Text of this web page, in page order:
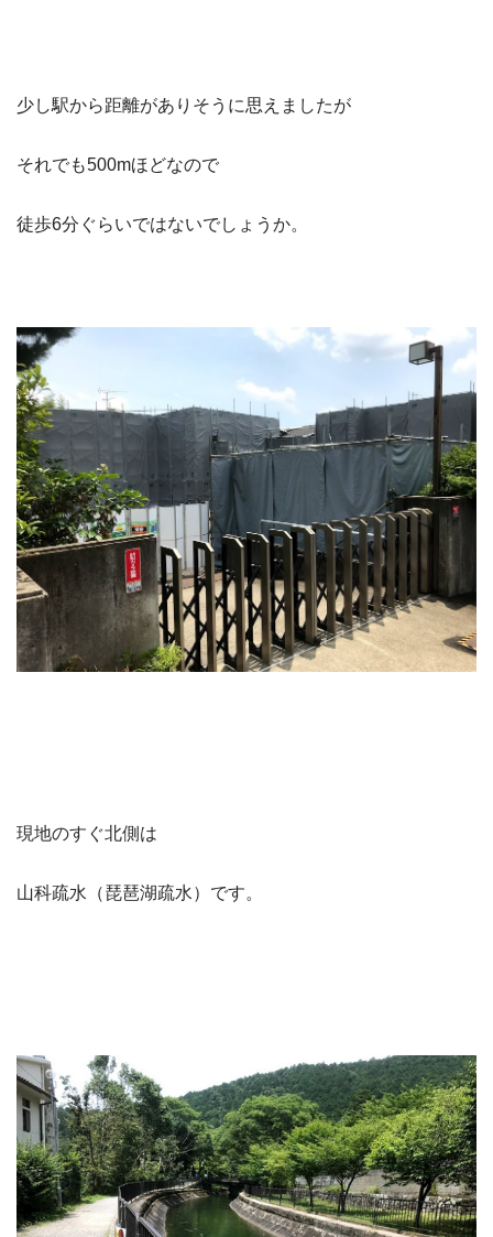
少し駅から距離がありそうに思えましたが
それでも500mほどなので
徒歩6分ぐらいではないでしょうか。
現地のすぐ北側は
山科疏水（琵琶湖疏水）です。